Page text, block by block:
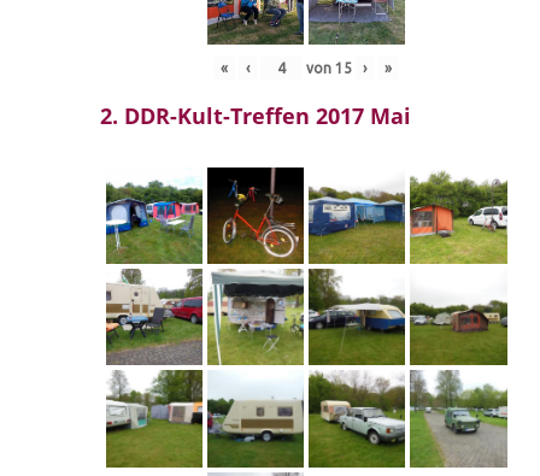
« ‹ von 15 › »
2. DDR-Kult-Treffen 2017 Mai